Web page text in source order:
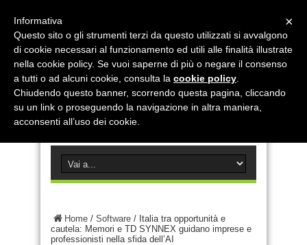
Home / Software / Italia tra opportunità e
cautela: Memori e TD SYNNEX guidano imprese e
professionisti nella sfida dell’AI
×
Informativa
Questo sito o gli strumenti terzi da questo utilizzati si avvalgono
di cookie necessari al funzionamento ed utili alle finalità illustrate
nella cookie policy. Se vuoi saperne di più o negare il consenso
a tutti o ad alcuni cookie, consulta la cookie policy
Chiudendo questo banner, scorrendo questa pagina, cliccando
su un link o proseguendo la navigazione in altra maniera,
acconsenti all’uso dei cookie.